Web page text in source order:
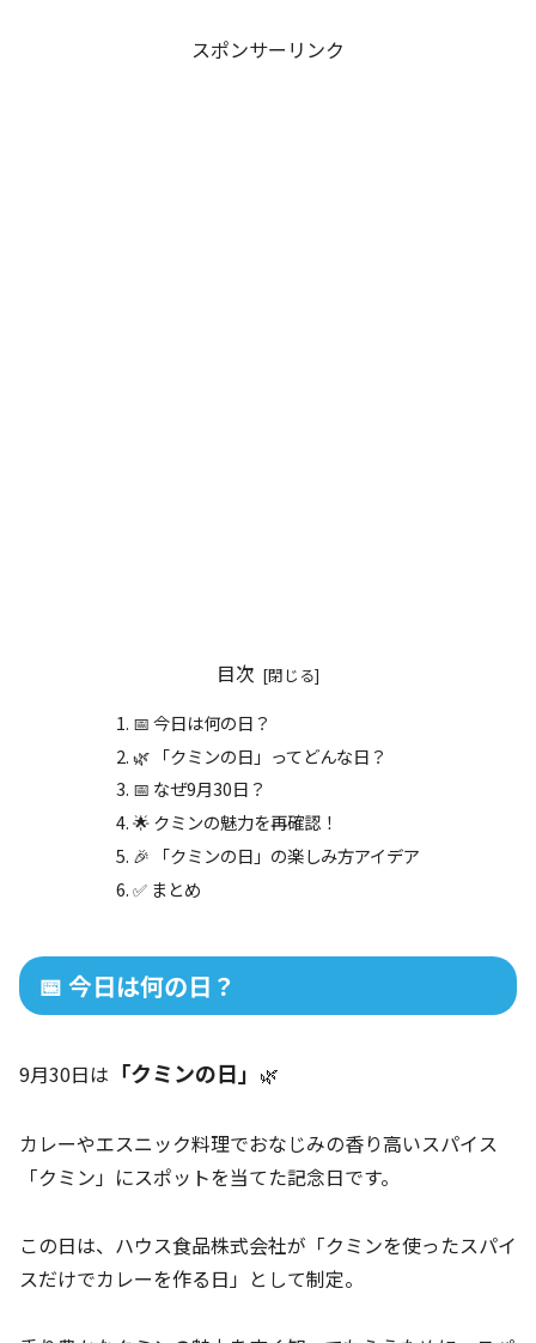
スポンサーリンク
目次
📅 今日は何の日？
🌿 「クミンの日」ってどんな日？
📅 なぜ9月30日？
🌟 クミンの魅力を再確認！
🎉 「クミンの日」の楽しみ方アイデア
✅ まとめ
📅 今日は何の日？
9月30日は 「クミンの日」 🌿
カレーやエスニック料理でおなじみの香り高いスパイス
「クミン」にスポットを当てた記念日です。
この日は、ハウス食品株式会社が「クミンを使ったスパイ
スだけでカレーを作る日」として制定。